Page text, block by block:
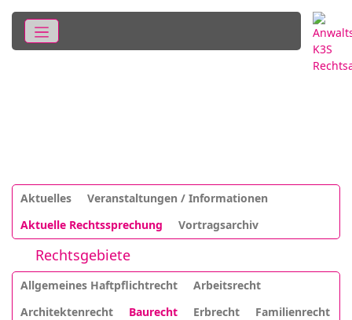
Aktuelles
Veranstaltungen / Informationen
Aktuelle Rechtssprechung
Vortragsarchiv
Rechtsgebiete
Allgemeines Haftpflichtrecht
Arbeitsrecht
Architektenrecht
Baurecht Erbrecht
Familienrecht